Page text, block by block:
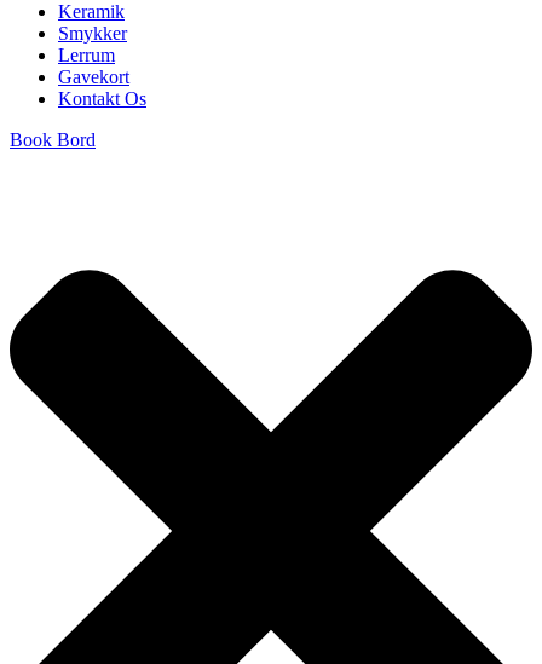
Keramik
Smykker
Lerrum
Gavekort
Kontakt Os
Book Bord